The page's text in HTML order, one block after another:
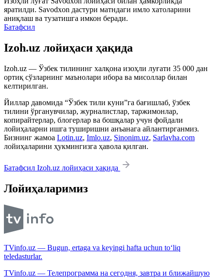
яратилди. Savodxon дастури матндаги имло хатоларини
аниқлаш ва тузатишга имкон беради.
Батафсил
Izoh.uz лойиҳаси ҳақида
Izoh.uz — Ўзбек тилининг халқона изоҳли луғати 35 000 дан
ортиқ сўзларнинг маънолари ибора ва мисоллар билан
келтирилган.
Йиллар давомида “Ўзбек тили куни”га бағишлаб, ўзбек
тилини ўрганувчилар, журналистлар, таржимонлар,
копирайтерлар, блогерлар ва бошқалар учун фойдали
лойиҳаларни ишга туширишни анъанага айлантирганмиз.
Бизнинг жамоа Lotin.uz, Imlo.uz, Sinonim.uz, Sarlavha.com
лойиҳаларини ҳукмингизга ҳавола қилган.
Батафсил Izoh.uz лойиҳаси ҳақида
Лойиҳаларимиз
TVinfo.uz — Bugun, ertaga va keyingi hafta uchun to‘liq
teledasturlar.
TVinfo.uz — Телепрограмма на сегодня, завтра и ближайшую